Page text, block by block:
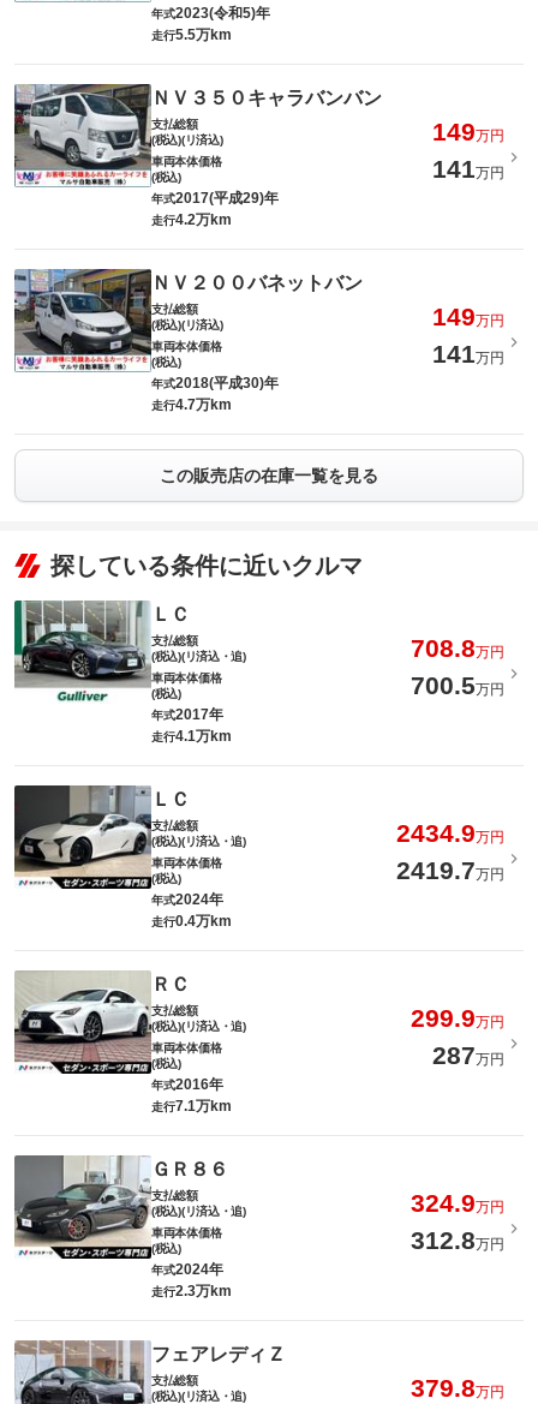
年式2023(令和5)年
走行5.5万km
ＮＶ３５０キャラバンバン
支払総額
(税込)(リ済込)
149万円
車両本体価格
(税込)
141万円
年式2017(平成29)年
走行4.2万km
ＮＶ２００バネットバン
支払総額
(税込)(リ済込)
149万円
車両本体価格
(税込)
141万円
年式2018(平成30)年
走行4.7万km
この販売店の在庫一覧を見る
探している条件に近いクルマ
ＬＣ
支払総額
(税込)(リ済込・追)
708.8万円
車両本体価格
(税込)
700.5万円
年式2017年
走行4.1万km
ＬＣ
支払総額
(税込)(リ済込・追)
2434.9万円
車両本体価格
(税込)
2419.7万円
年式2024年
走行0.4万km
ＲＣ
支払総額
(税込)(リ済込・追)
299.9万円
車両本体価格
(税込)
287万円
年式2016年
走行7.1万km
ＧＲ８６
支払総額
(税込)(リ済込・追)
324.9万円
車両本体価格
(税込)
312.8万円
年式2024年
走行2.3万km
フェアレディＺ
支払総額
(税込)(リ済込・追)
379.8万円